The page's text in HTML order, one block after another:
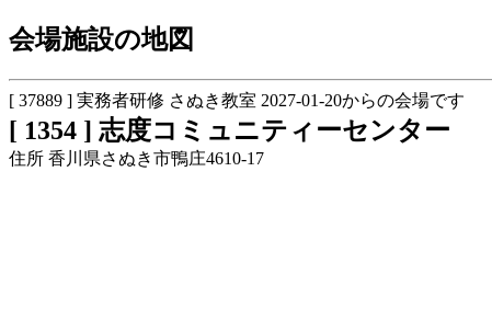
会場施設の地図
[ 37889 ] 実務者研修 さぬき教室 2027-01-20からの会場です
[ 1354 ] 志度コミュニティーセンター
住所 香川県さぬき市鴨庄4610-17